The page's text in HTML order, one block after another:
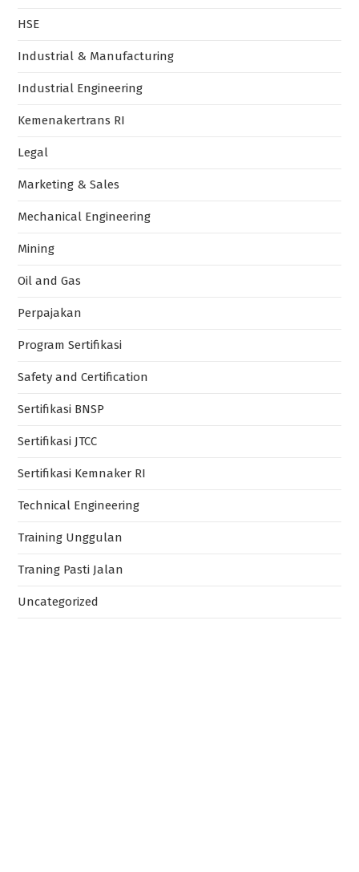
HSE
Industrial & Manufacturing
Industrial Engineering
Kemenakertrans RI
Legal
Marketing & Sales
Mechanical Engineering
Mining
Oil and Gas
Perpajakan
Program Sertifikasi
Safety and Certification
Sertifikasi BNSP
Sertifikasi JTCC
Sertifikasi Kemnaker RI
Technical Engineering
Training Unggulan
Traning Pasti Jalan
Uncategorized